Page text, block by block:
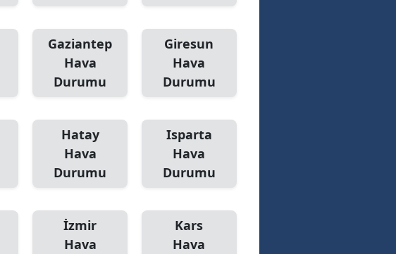
Gaziantep
Hava
Durumu
Giresun
Hava
Durumu
Hatay
Hava
Durumu
Isparta
Hava
Durumu
İzmir
Hava
Kars
Hava